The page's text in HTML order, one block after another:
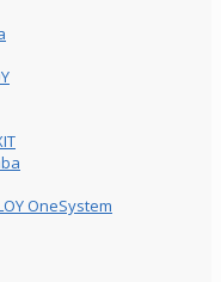
OneSystem